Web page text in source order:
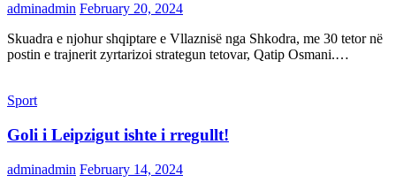
adminadmin February 20, 2024
Skuadra e njohur shqiptare e Vllaznisë nga Shkodra, me 30 tetor në
postin e trajnerit zyrtarizoi strategun tetovar, Qatip Osmani.…
Sport
Goli i Leipzigut ishte i rregullt!
adminadmin February 14, 2024